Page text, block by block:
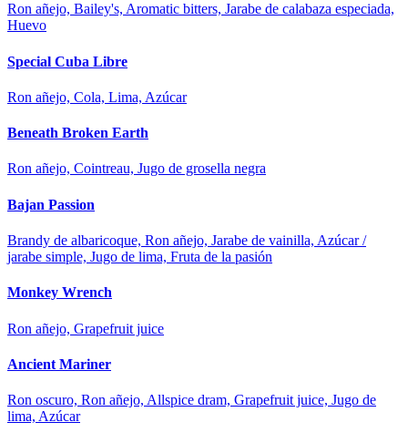
Ron añejo, Bailey's, Aromatic bitters, Jarabe de calabaza especiada,
Huevo
Special Cuba Libre
Ron añejo, Cola, Lima, Azúcar
Beneath Broken Earth
Ron añejo, Cointreau, Jugo de grosella negra
Bajan Passion
Brandy de albaricoque, Ron añejo, Jarabe de vainilla, Azúcar /
jarabe simple, Jugo de lima, Fruta de la pasión
Monkey Wrench
Ron añejo, Grapefruit juice
Ancient Mariner
Ron oscuro, Ron añejo, Allspice dram, Grapefruit juice, Jugo de
lima, Azúcar